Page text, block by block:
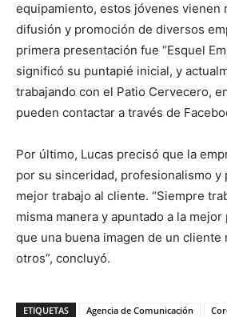
equipamiento, estos jóvenes vienen
difusión y promoción de diversos
primera presentación fue “Esquel
significó su puntapié inicial, y
trabajando con el Patio Cervecero,
pueden contactar a través de
Por último, Lucas precisó que la
por su sinceridad, profesionalismo y
mejor trabajo al cliente. “Siempre
misma manera y apuntado a la
que una buena imagen de un cliente
otros”, concluyó.
ETIQUETAS Agencia de Comunicación